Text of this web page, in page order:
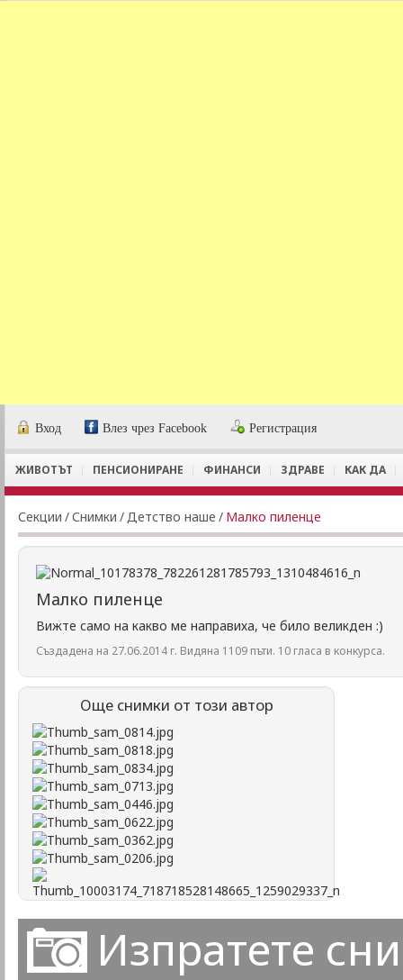
Вход Влез чрез Facebook Регистрация
ЖИВОТЪТ ПЕНСИОНИРАНЕ ФИНАНСИ ЗДРАВЕ КАК ДА
Секции /Снимки /Детство наше / Малко пиленце
Малко пиленце
Вижте само на какво ме направиха, че било великден :)
Създадена на 27.06.2014 г. Видяна 1109 пъти. 10 гласа в конкурса.
Още снимки от този автор
Изпратете